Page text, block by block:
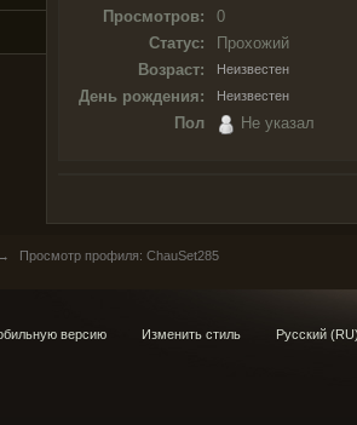
Просмотров:
0
Статус:
Прохожий
Возраст:
Неизвестен
День рождения: Неизвестен
Пол Не указал
→ Просмотр профиля: ChauSet285
версию Изменить стиль Русский